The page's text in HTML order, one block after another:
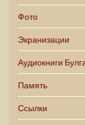
Фото
Экранизации
Аудиокниги
Память
Ссылки